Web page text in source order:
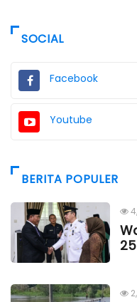
SOCIAL
Facebook
Youtube
BERITA POPULER